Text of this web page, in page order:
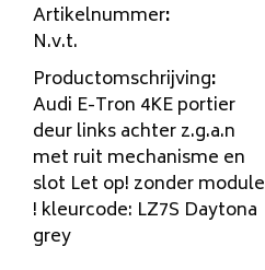
Artikelnummer:
N.v.t.
Productomschrijving:
Audi E-Tron 4KE portier
deur links achter z.g.a.n
met ruit mechanisme en
slot Let op! zonder module
! kleurcode: LZ7S Daytona
grey